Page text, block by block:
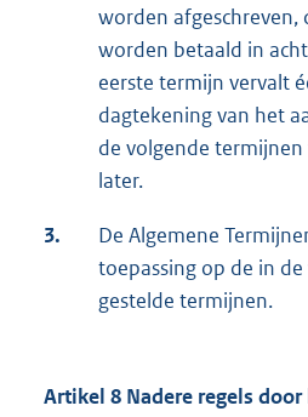
worden afgeschreven,
worden betaald in
eerste termijn vervalt
dagtekening van het
de volgende
later.
3.
De Algemene
toepassing op de in
gestelde termijnen.
Artikel 8 Nadere regels